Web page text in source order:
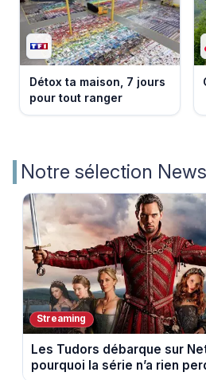
Détox ta maison, 7 jours
pour tout ranger
Notre sélection
Streaming
Les Tudors débarque sur
pourquoi la série n’a rien